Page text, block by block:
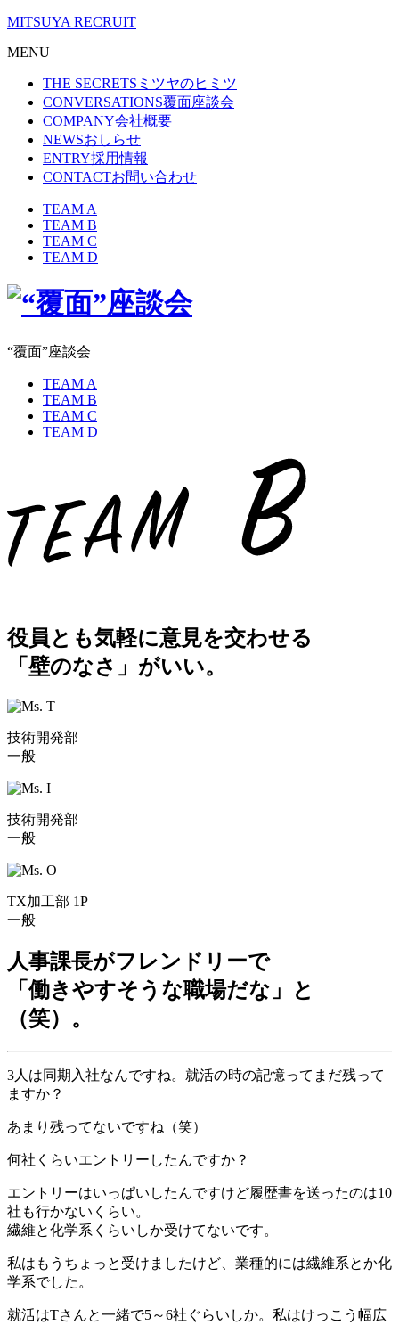
MITSUYA RECRUIT
MENU
THE SECRETS ミツヤのヒミツ
CONVERSATIONS覆面座談会
COMPANY会社概要
NEWSおしらせ
ENTRY採用情報
CONTACTお問い合わせ
TEAM A
TEAM B
TEAM C
TEAM D
“覆面”座談会
TEAM A
TEAM B
TEAM C
TEAM D
役員とも気軽に意見を交わせる
「壁のなさ」がいい。
技術開発部
一般
技術開発部
一般
TX加工部 1P
一般
人事課長がフレンドリーで
「働きやすそうな職場だな」と
（笑）。
3人は同期入社なんですね。就活の時の記憶ってまだ残って
ますか？
あまり残ってないですね（笑）
何社くらいエントリーしたんですか？
エントリーはいっぱいしたんですけど履歴書を送ったのは10
社も行かないくらい。
繊維と化学系くらいしか受けてないです。
私はもうちょっと受けましたけど、業種的には繊維系とか化
学系でした。
就活はTさんと一緒で5～6社ぐらいしか。私はけっこう幅広